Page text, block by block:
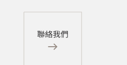
聯絡我們